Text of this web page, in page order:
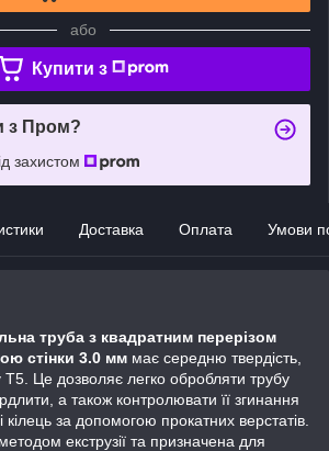
або
Купити з
з Пром?
захистом
Доставка Оплата Умови
труба з квадратним перерізом
стінки 3.0 мм має середню твердість,
Т5. Це дозволяє легко обробляти трубу
а також контролювати її згинання
за допомогою прокатних верстатів.
екструзії та призначена для